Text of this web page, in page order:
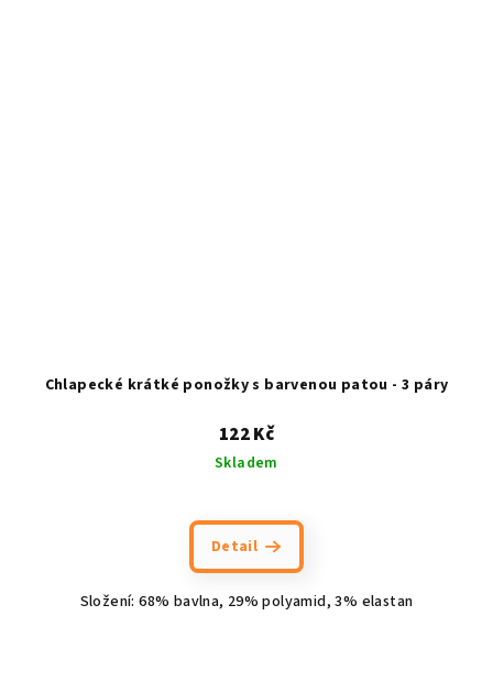
Chlapecké krátké ponožky s barvenou patou - 3 páry
122 Kč
Skladem
Detail
Složení: 68% bavlna, 29% polyamid, 3% elastan